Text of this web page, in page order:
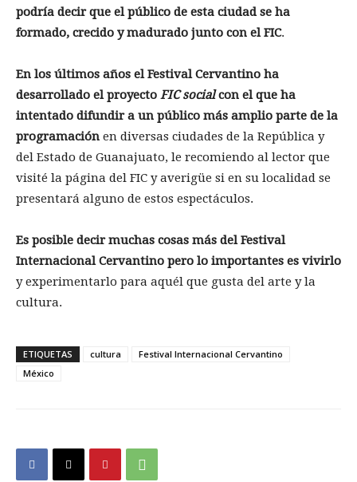
podría decir que el público de esta ciudad se ha
formado, crecido y madurado junto con el FIC.
En los últimos años el Festival Cervantino ha
desarrollado el proyecto FIC socialcon el que ha
intentado difundir a un público más amplio parte de la
programación en diversas ciudades de la República y
del Estado de Guanajuato, le recomiendo al lector que
visité la página del FIC y averigüe si en su localidad se
presentará alguno de estos espectáculos.
Es posible decir muchas cosas más del Festival
Internacional Cervantino pero lo importantes es vivirlo
y experimentarlo para aquél que gusta del arte y la
cultura.
ETIQUETAS cultura
Festival Internacional Cervantino
México